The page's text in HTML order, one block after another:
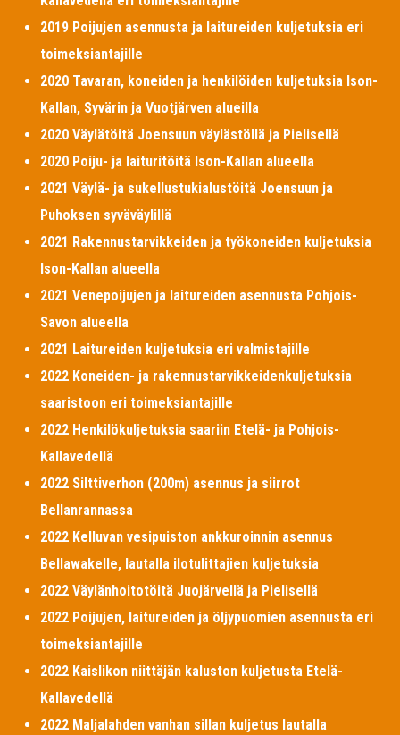
2019 Poijujen asennusta ja laitureiden kuljetuksia eri
toimeksiantajille
2020 Tavaran, koneiden ja henkilöiden kuljetuksia Ison-
Kallan, Syvärin ja Vuotjärven alueilla
2020 Väylätöitä Joensuun väylästöllä ja Pielisellä
2020 Poiju- ja laituritöitä Ison-Kallan alueella
2021 Väylä- ja sukellustukialustöitä Joensuun ja
Puhoksen syväväylillä
2021 Rakennustarvikkeiden ja työkoneiden kuljetuksia
Ison-Kallan alueella
2021 Venepoijujen ja laitureiden asennusta Pohjois-
Savon alueella
2021 Laitureiden kuljetuksia eri valmistajille
2022 Koneiden- ja rakennustarvikkeidenkuljetuksia
saaristoon eri toimeksiantajille
2022 Henkilökuljetuksia saariin Etelä- ja Pohjois-
Kallavedellä
2022 Silttiverhon (200m) asennus ja siirrot
Bellanrannassa
2022 Kelluvan vesipuiston ankkuroinnin asennus
Bellawakelle, lautalla ilotulittajien kuljetuksia
2022 Väylänhoitotöitä Juojärvellä ja Pielisellä
2022 Poijujen, laitureiden ja öljypuomien asennusta eri
toimeksiantajille
2022 Kaislikon niittäjän kaluston kuljetusta Etelä-
Kallavedellä
2022 Maljalahden vanhan sillan kuljetus lautalla